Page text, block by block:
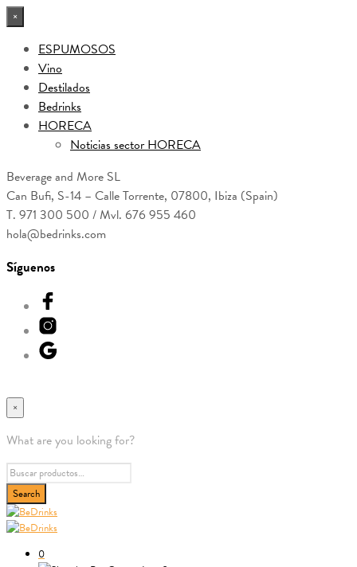
×
ESPUMOSOS
Vino
Destilados
Bedrinks
HORECA
Noticias sector HORECA
Beverage and More SL
Can Bufi, S-14 – Calle Torrente, 07800, Ibiza (Spain)
T. 971 300 500 / Mvl. 676 955 460
hola@bedrinks.com
Síguenos
×
What are you looking for?
0